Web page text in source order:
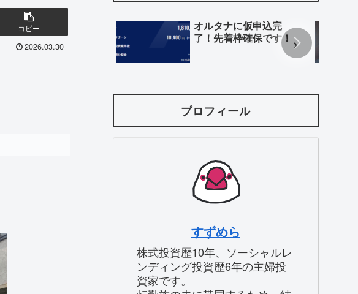
コピー
2026.03.30
オルタナに仮申込完
了！先着枠確保です！
プロフィール
すずめら
株式投資歴10年、ソーシャルレ
ンディング投資歴6年の主婦投
資家です。